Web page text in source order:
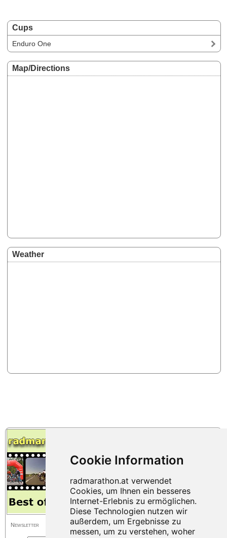
Cups
Enduro One
Map/Directions
Weather
Newsletter